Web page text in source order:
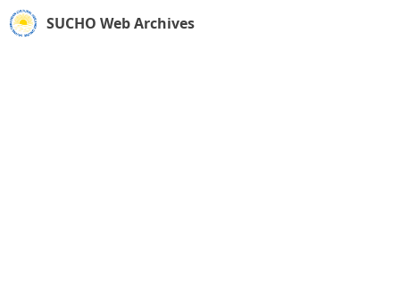
SUCHO Web Archives